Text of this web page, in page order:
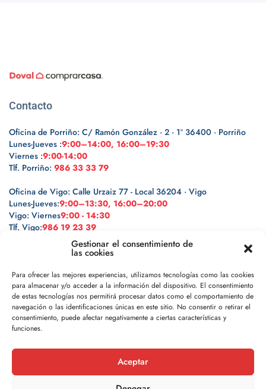
Gestionar el consentimiento de
las cookies
Para ofrecer las mejores experiencias, utilizamos tecnologías como las cookies
para almacenar y/o acceder a la información del dispositivo. El consentimiento
de estas tecnologías nos permitirá procesar datos como el comportamiento de
navegación o las identificaciones únicas en este sitio. No consentir o retirar el
consentimiento, puede afectar negativamente a ciertas características y
funciones.
Aceptar
Contacto
Oficina de Porriño: C/ Ramón González · 2 · 1º 36400 · Porriño
Lunes-Jueves :9:00–14:00, 16:00–19:30
Viernes :9:00-14:00
Tlf. Porriño: 986 33 33 79
Oficina de Vigo: Calle Urzaiz 77 - Local 36204 · Vigo
Lunes-Jueves:9:00–13:30, 16:00–20:00
Vigo: Viernes9:00 - 14:30
Tlf. Vigo:986 19 23 39
Legal
Política de privacidad